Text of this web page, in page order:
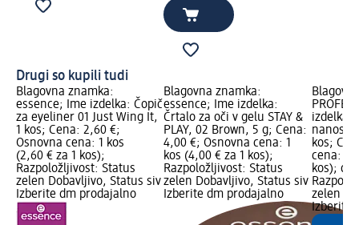
Drugi so kupili tudi
Blagovna znamka:
essence; Ime izdelka: Čopič
za eyeliner 01 Just Wing It,
1 kos; Cena: 2,60 €;
Osnovna cena: 1 kos
(2,60 € za 1 kos);
Razpoložljivost: Status
zelen Dobavljivo, Status siv
Izberite dm prodajalno
Blagovna znamka:
essence; Ime izdelka:
Črtalo za oči v gelu STAY &
PLAY, 02 Brown, 5 g; Cena:
4,00 €; Osnovna cena: 1
kos (4,00 € za 1 kos);
Razpoložljivost: Status
zelen Dobavljivo, Status siv
Izberite dm prodajalno
izdelka:
nanos
kos;
cena: 1
kos);
zelen
Izberite